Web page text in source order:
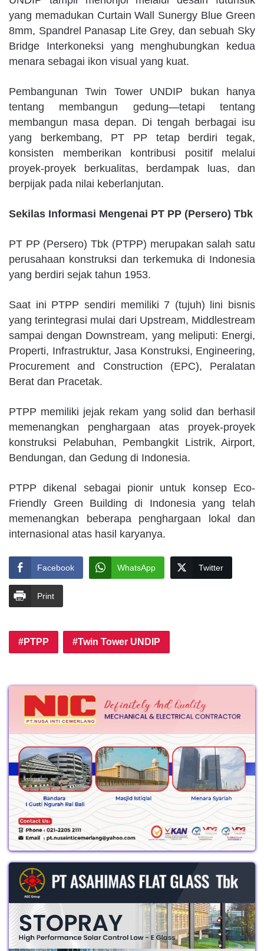
yang memadukan Curtain Wall Sunergy Blue Green
8mm, Spandrel Panasap Lite Grey, dan sebuah Sky
Bridge Interkoneksi yang menghubungkan kedua
menara sebagai ikon visual yang kuat.
Pembangunan Twin Tower UNDIP bukan hanya
tentang membangun gedung—tetapi tentang
membangun masa depan. Di tengah berbagai isu
yang berkembang, PT PP tetap berdiri tegak,
konsisten memberikan kontribusi positif melalui
proyek-proyek berkualitas, berdampak luas, dan
berpijak pada nilai keberlanjutan.
Sekilas Informasi Mengenai PT PP (Persero) Tbk
PT PP (Persero) Tbk (PTPP) merupakan salah satu
perusahaan konstruksi dan terkemuka di Indonesia
yang berdiri sejak tahun 1953.
Saat ini PTPP sendiri memiliki 7 (tujuh) lini bisnis
yang terintegrasi mulai dari Upstream, Middlestream
sampai dengan Downstream, yang meliputi: Energi,
Properti, Infrastruktur, Jasa Konstruksi, Engineering,
Procurement and Construction (EPC), Peralatan
Berat dan Pracetak.
PTPP memiliki jejak rekam yang solid dan berhasil
memenangkan penghargaan atas proyek-proyek
konstruksi Pelabuhan, Pembangkit Listrik, Airport,
Bendungan, dan Gedung di Indonesia.
PTPP dikenal sebagai pionir untuk konsep Eco-
Friendly Green Building di Indonesia yang telah
memenangkan beberapa penghargaan lokal dan
internasional atas hasil karyanya.
Facebook WhatsApp Twitter
Print
PTPP Twin Tower UNDIP